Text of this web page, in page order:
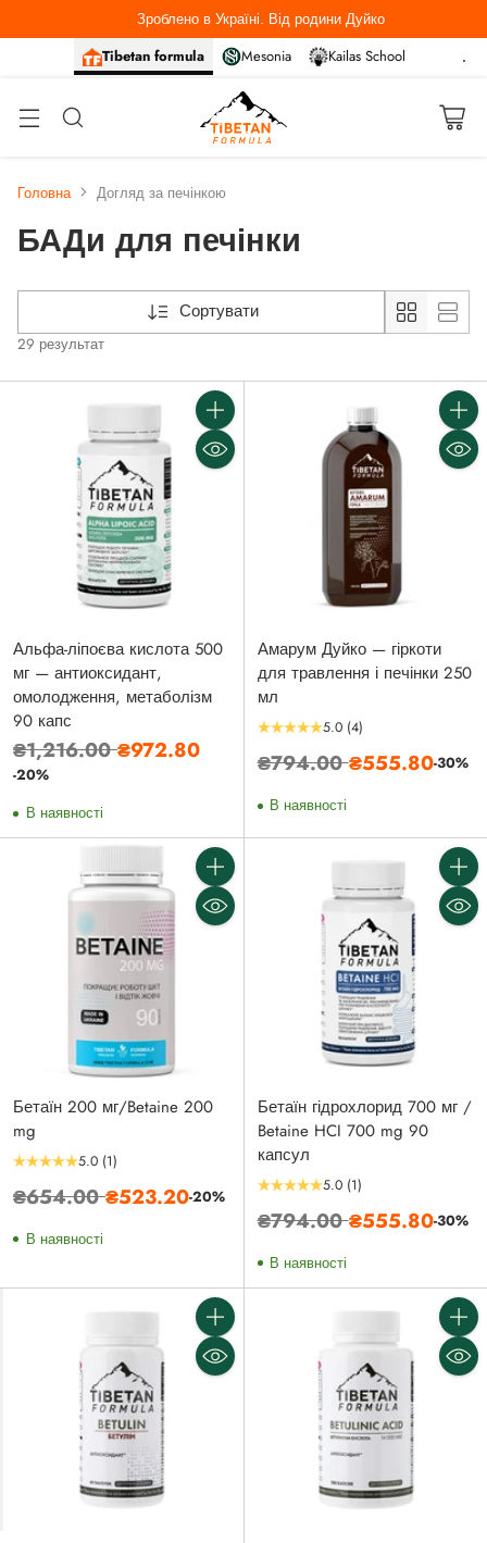
Tibetan formula Mesonia Kailas School
Зроблено в Україні. Від родини Дуйко
Головна Догляд за печінкою
БАДи для печінки
Сортувати
29 результат
Кількість
Альфа-ліпоєва кислота 500
мг — антиоксидант,
омолодження, метаболізм
90 капс
Звичайна
ціна
₴1,216.00₴972.80
-20%
В наявності
Амарум Дуйко — гіркоти
для травлення і печінки 250
мл
5.0 (4)
Звичайна
₴794.00₴555.80-30%
В наявності
Кількість
Бетаїн 200 мг/Betaine 200
mg
5.0 (1)
Звичайна
₴654.00₴523.20-20%
В наявності
Бетаїн гідрохлорид 700 мг /
Betaine HCI 700 mg 90
капсул
5.0 (1)
Звичайна
₴794.00₴555.80-30%
В наявності
Кількість